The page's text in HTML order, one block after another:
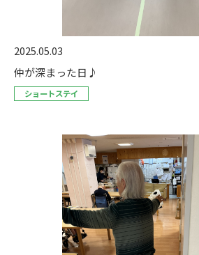
2025.05.03
仲が深まった日♪
ショートステイ